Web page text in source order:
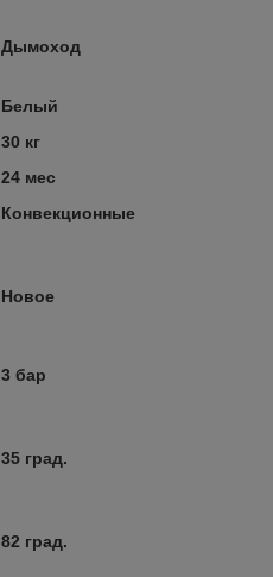
Дымоход
Белый
30 кг
24 мес
Конвекционные
Новое
3 бар
35 град.
82 град.